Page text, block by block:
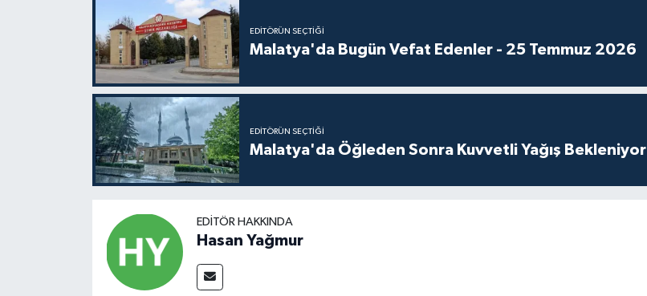
EDITÖRÜN SEÇTIĞI
Malatya'da Bugün Vefat Edenler - 25 Temmuz 2026
EDITÖRÜN SEÇTIĞI
Malatya'da Öğleden Sonra Kuvvetli Yağış Bekleniyor
EDITÖR HAKKINDA
Hasan Yağmur